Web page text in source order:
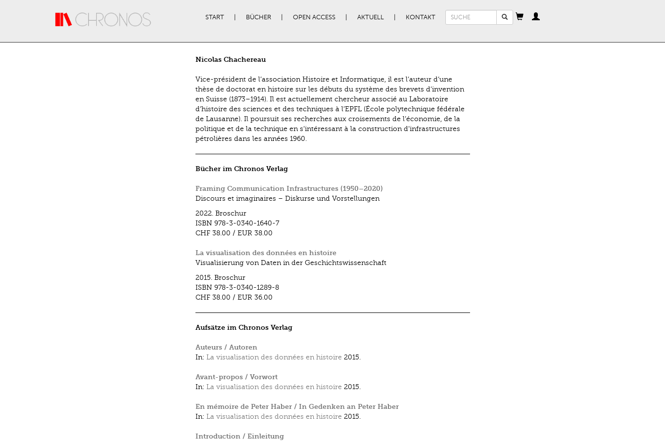
START BÜCHER OPEN ACCESS AKTUELL KONTAKT
Suchformular
Nicolas Chachereau
Vice-président de l’association Histoire et Informatique, il est l’auteur d’une
thèse de doctorat en histoire sur les débuts du système des brevets d’invention
en Suisse (1873–1914). Il est actuellement chercheur associé au Laboratoire
d’histoire des sciences et des techniques à l’EPFL (École polytechnique fédérale
de Lausanne). Il poursuit ses recherches aux croisements de l’économie, de la
politique et de la technique en s’intéressant à la construction d’infrastructures
pétrolières dans les années 1960.
Bücher im Chronos Verlag
Framing Communication Infrastructures (1950–2020)
Discours et imaginaires – Diskurse und Vorstellungen
2022. Broschur
ISBN 978-3-0340-1640-7
CHF 38.00 / EUR 38.00
La visualisation des données en histoire
Visualisierung von Daten in der Geschichtswissenschaft
2015. Broschur
ISBN 978-3-0340-1289-8
CHF 38.00 / EUR 36.00
Aufsätze im Chronos Verlag
Auteurs / Autoren
In: La visualisation des données en histoire 2015.
Avant-propos / Vorwort
In: La visualisation des données en histoire 2015.
En mémoire de Peter Haber / In Gedenken an Peter Haber
In: La visualisation des données en histoire 2015.
Introduction / Einleitung